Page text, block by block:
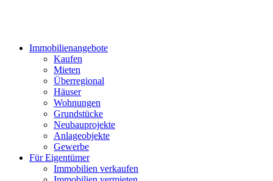
Immobilienangebote
Kaufen
Mieten
Überregional
Häuser
Wohnungen
Grundstücke
Neubauprojekte
Anlageobjekte
Gewerbe
Für Eigentümer
Immobilien verkaufen